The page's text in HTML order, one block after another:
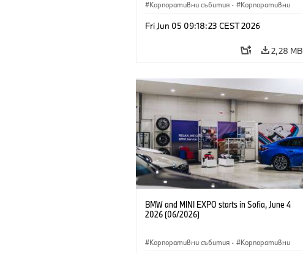
Корпоративни събития · Корпоративни
Fri Jun 05 09:18:23 CEST 2026
2,28 MB
BMW and MINI EXPO starts in Sofia, June 4
2026 (06/2026)
Корпоративни събития · Корпоративни